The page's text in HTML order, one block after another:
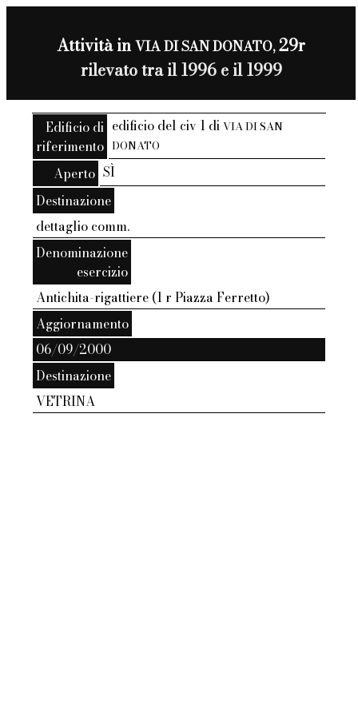
Attività inVIA DI SAN DONATO,29r
rilevato tra il 1996 e il 1999
Edificio di
riferimento
edificio del civ 1 diVIA DI SAN
DONATO
Aperto SÌ
Destinazione
dettaglio comm.
Denominazione
esercizio
Antichita-rigattiere (1 r Piazza Ferretto)
Aggiornamento
06/09/2000
Destinazione
VETRINA